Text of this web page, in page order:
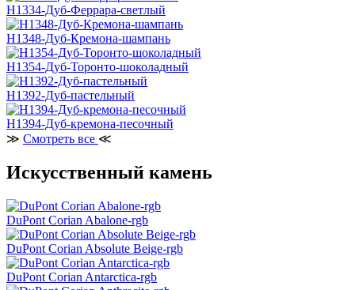
H1334-Дуб-Феррара-светлый
H1348-Дуб-Кремона-шампань
H1354-Дуб-Торонто-шоколадный
H1392-Дуб-пастельный
H1394-Дуб-кремона-песочный
≫ Смотреть все ≪
Искусственный камень
DuPont Corian Abalone-rgb
DuPont Corian Absolute Beige-rgb
DuPont Corian Antarctica-rgb